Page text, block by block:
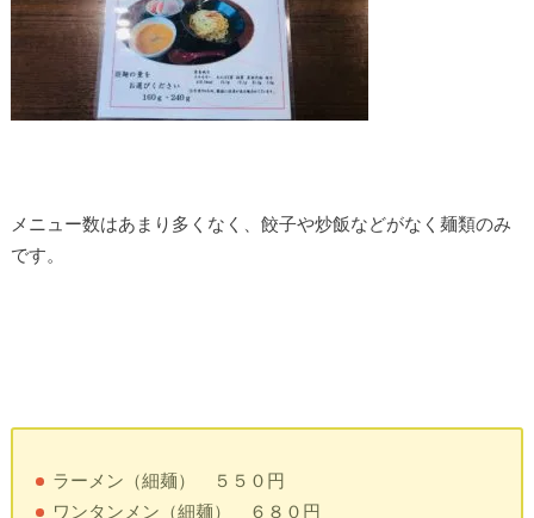
メニュー数はあまり多くなく、餃子や炒飯などがなく麺類のみ
です。
ラーメン（細麺） ５５０円
ワンタンメン（細麺） ６８０円